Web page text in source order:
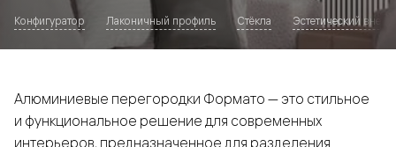
Конфигуратор Лаконичный профиль Стёкла Эстетический
Алюминиевые перегородки Формато — это стильное
и функциональное решение для современных
интерьеров, предназначенное для разделения